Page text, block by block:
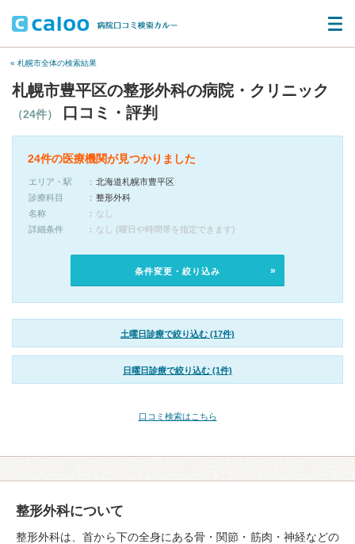
« 札幌市全体の検索結果
札幌市豊平区の整形外科の病院・クリニック
（24件） 口コミ・評判
24件の医療機関が見つかりました
エリア・駅
北海道札幌市豊平区
診療科目
整形外科
名称
なし
詳細条件
なし (曜日や時間帯を指定できます)
条件変更・絞り込み
土曜日診療で絞り込む (17件)
日曜日診療で絞り込む (1件)
口コミ検索はこちら
整形外科について
整形外科は、首から下の全身にある骨・関節・筋肉・神経などの